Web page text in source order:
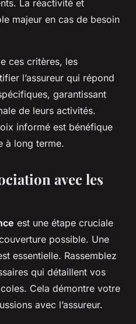
La réactivité et
majeur en cas de besoin
ces critères, les
l’assureur qui répond
garantissant
de leurs activités.
informé est bénéfique
à long terme.
avec les
est une étape cruciale
possible. Une
essentielle. Rassemblez
qui détaillent vos
Cela démontre votre
avec l’assureur.